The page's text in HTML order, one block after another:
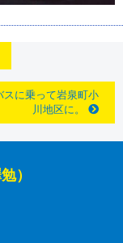
スに乗って岩泉町小
川地区に。
）